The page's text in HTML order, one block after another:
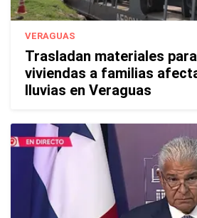
VERAGUAS
Trasladan materiales
viviendas a familias
lluvias en Veraguas